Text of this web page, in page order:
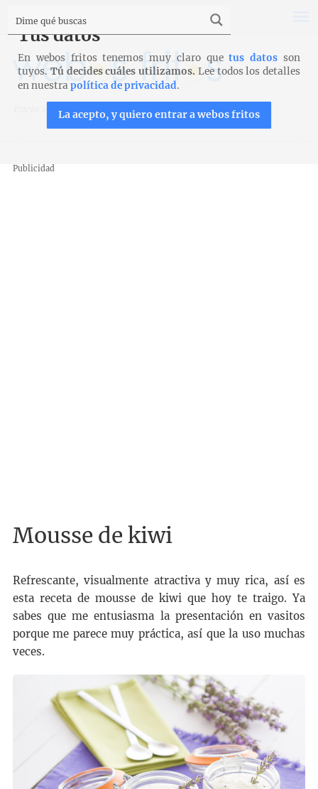
Recetas Postres y tartas > Mousse de kiwi
Publicidad
Mousse de kiwi
Refrescante, visualmente atractiva y muy rica, así es
esta receta de mousse de kiwi que hoy te traigo. Ya
sabes que me entusiasma la presentación en vasitos
porque me parece muy práctica, así que la uso muchas
veces.
Tus datos
En webos fritos tenemos muy claro quetus datos son
tuyos. Tú decides cuáles utilizamos. Lee todos los detalles
en nuestrapolítica de privacidad.
La acepto, y quiero entrar a webos fritos